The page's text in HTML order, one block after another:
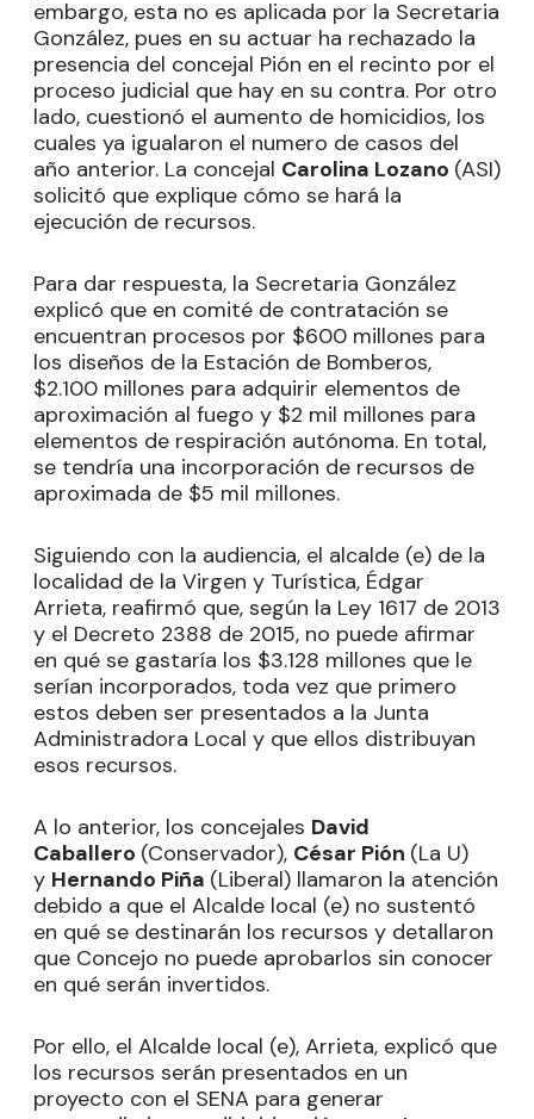
embargo, esta no es aplicada por la Secretaria
González, pues en su actuar ha rechazado la
presencia del concejal Pión en el recinto por el
proceso judicial que hay en su contra. Por otro
lado, cuestionó el aumento de homicidios, los
cuales ya igualaron el numero de casos del
año anterior. La concejal Carolina Lozano (ASI)
solicitó que explique cómo se hará la
ejecución de recursos.
Para dar respuesta, la Secretaria González
explicó que en comité de contratación se
encuentran procesos por $600 millones para
los diseños de la Estación de Bomberos,
$2.100 millones para adquirir elementos de
aproximación al fuego y $2 mil millones para
elementos de respiración autónoma. En total,
se tendría una incorporación de recursos de
aproximada de $5 mil millones.
Siguiendo con la audiencia, el alcalde (e) de la
localidad de la Virgen y Turística, Édgar
Arrieta, reafirmó que, según la Ley 1617 de 2013
y el Decreto 2388 de 2015, no puede afirmar
en qué se gastaría los $3.128 millones que le
serían incorporados, toda vez que primero
estos deben ser presentados a la Junta
Administradora Local y que ellos distribuyan
esos recursos.
A lo anterior, los concejales David
Caballero (Conservador), César Pión (La U)
y Hernando Piña (Liberal) llamaron la atención
debido a que el Alcalde local (e) no sustentó
en qué se destinarán los recursos y detallaron
que Concejo no puede aprobarlos sin conocer
en qué serán invertidos.
Por ello, el Alcalde local (e), Arrieta, explicó que
los recursos serán presentados en un
proyecto con el SENA para generar